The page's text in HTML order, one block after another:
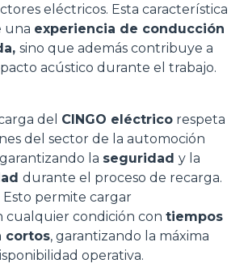
eléctricos. Esta característica
una experiencia de conducción
sino que además contribuye a
acústico durante el trabajo.
del CINGO eléctrico respeta
del sector de la automoción
la seguridad y la
durante el proceso de recarga.
Esto permite cargar
cualquier condición con tiempos
cortos, garantizando la máxima
operativa.